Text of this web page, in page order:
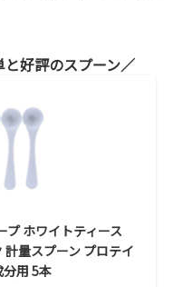
好評のスプーン
ホワイトティース
量スプーン プロテイ
分用 5本